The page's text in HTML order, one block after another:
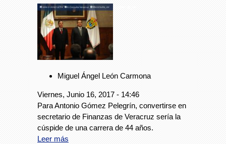
Miguel Ángel León Carmona
Viernes, Junio 16, 2017 - 14:46
Para Antonio Gómez Pelegrín, convertirse en
secretario de Finanzas de Veracruz sería la
cúspide de una carrera de 44 años.
Leer más